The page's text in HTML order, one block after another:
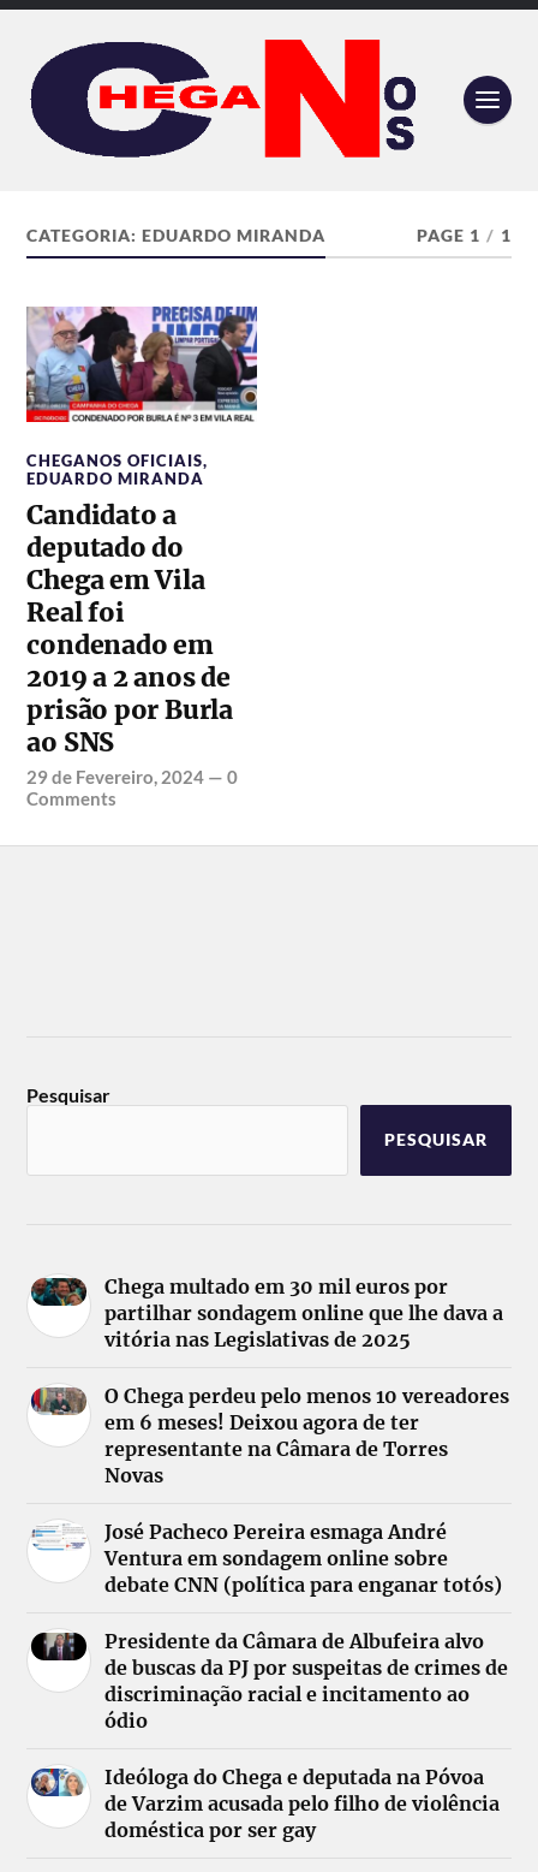
CATEGORIA:EDUARDO MIRANDA PAGE 1 / 1
CHEGANOS OFICIAIS,
EDUARDO MIRANDA
Candidato a
deputado do
Chega em Vila
Real foi
condenado em
2019 a 2 anos de
prisão por Burla
ao SNS
29 de Fevereiro, 2024 —0
Comments
Pesquisar
PESQUISAR
Chega multado em 30 mil euros por
partilhar sondagem online que lhe dava a
vitória nas Legislativas de 2025
O Chega perdeu pelo menos 10 vereadores
em 6 meses! Deixou agora de ter
representante na Câmara de Torres
Novas
José Pacheco Pereira esmaga André
Ventura em sondagem online sobre
debate CNN (política para enganar totós)
Presidente da Câmara de Albufeira alvo
de buscas da PJ por suspeitas de crimes de
discriminação racial e incitamento ao
ódio
Ideóloga do Chega e deputada na Póvoa
de Varzim acusada pelo filho de violência
doméstica por ser gay